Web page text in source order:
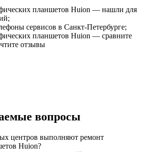
планшетов Huion — нашли для
сервисов в Санкт-Петербурге;
планшетов Huion — сравните
отзывы
вопросы
центров выполняют ремонт
Huion?